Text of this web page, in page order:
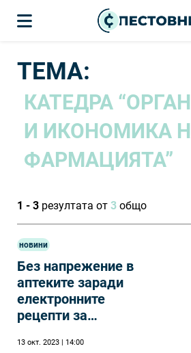
ТЕМА:
КАТЕДРА
И ИКОНОМИКА
ФАРМАЦИЯТА”
1 - 3 резултата от 3 общо
новини
Без напрежение в
аптеките заради
електронните
рецепти за
13 окт. 2023 | 14:00